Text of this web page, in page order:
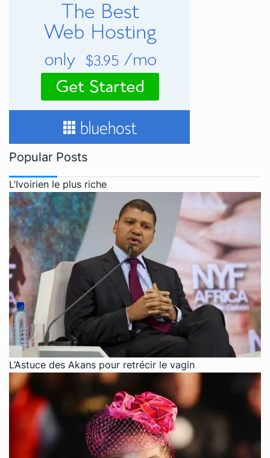
Popular Posts
L’Ivoirien le plus riche
L’Astuce des Akans pour retrécir le vagin